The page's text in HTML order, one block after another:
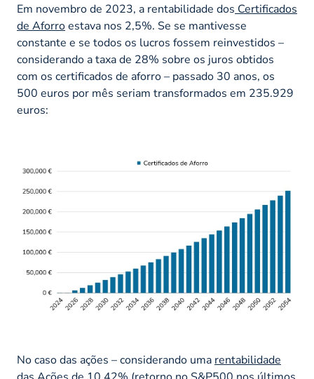
Em novembro de 2023, a rentabilidade dos Certificados
de Aforroestava nos 2,5%. Se se mantivesse
constante e se todos os lucros fossem reinvestidos –
considerando a taxa de 28% sobre os juros obtidos
com os certificados de aforro – passado 30 anos, os
500 euros por mês seriam transformados em 235.929
euros:
No caso das ações – considerando uma rentabilidade